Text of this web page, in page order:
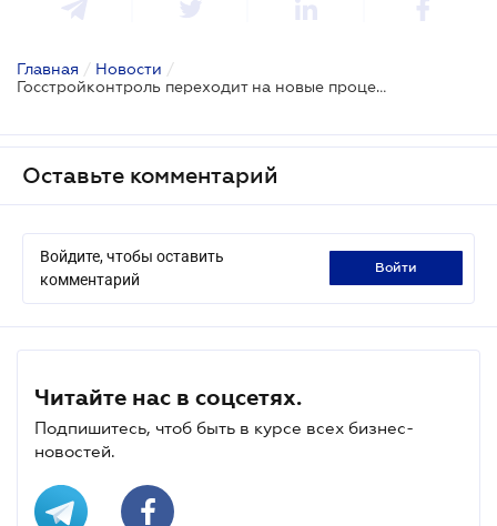
Главная / Новости /
Госстройконтроль переходит на новые процедурные стандарты – застройщики получают право отвода инспекторов
Оставьте комментарий
Войдите, чтобы оставить
комментарий
войти
Читайте нас в соцсетях.
Подпишитесь, чтоб быть в курсе всех бизнес-
новостей.